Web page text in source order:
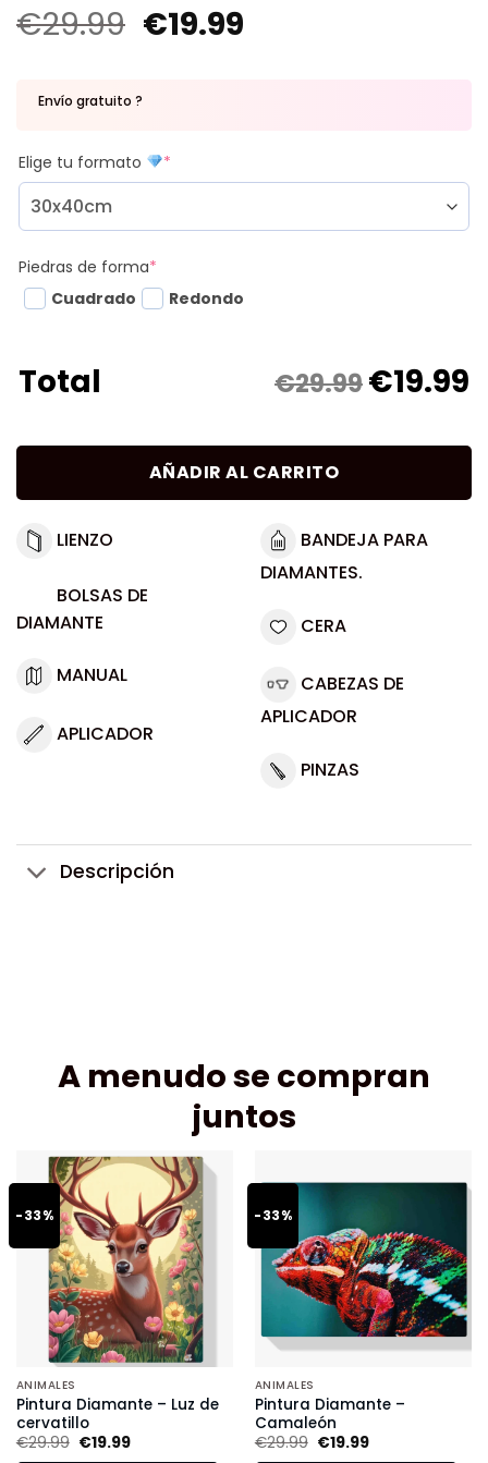
€29.99 €19.99
Envío gratuito ?
Elige tu formato *
Piedras de forma*
Cuadrado
Redondo
Total €29.99€19.99
AÑADIR AL CARRITO
LIENZO
BOLSAS DE
DIAMANTE
MANUAL
APLICADOR
BANDEJA PARA
DIAMANTES.
CERA
CABEZAS DE
APLICADOR
PINZAS
Descripción
A menudo se compran
juntos
-33%
ANIMALES
Pintura Diamante – Luz de
cervatillo
€29.99 €19.99
-33%
ANIMALES
Pintura Diamante –
Camaleón
€29.99 €19.99